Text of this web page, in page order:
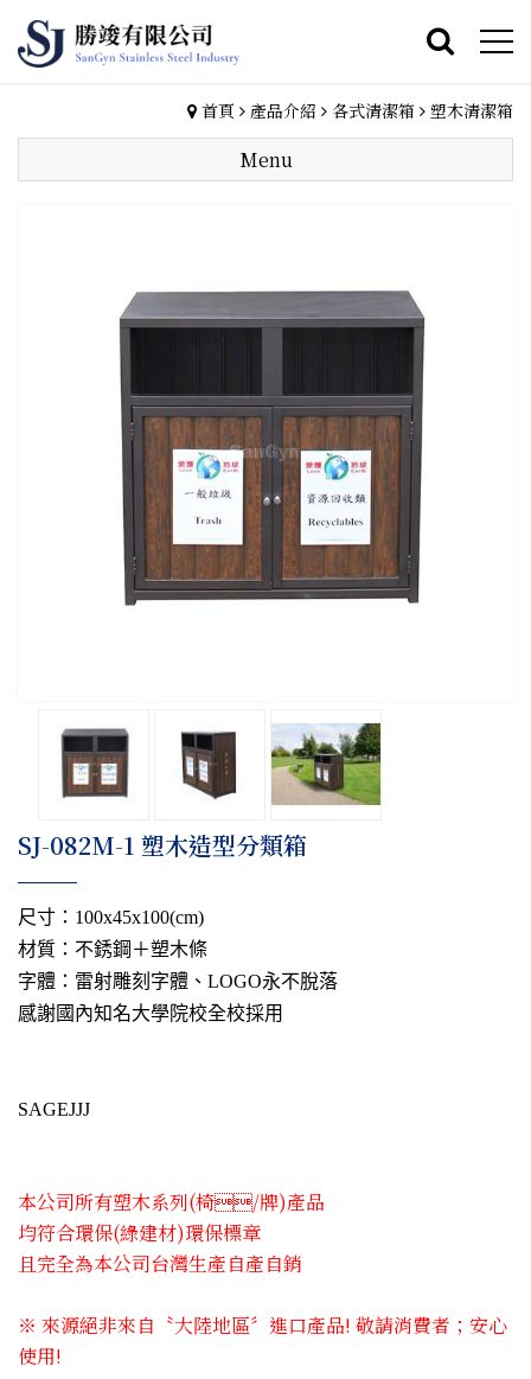
首頁 產品介紹 各式清潔箱 塑木清潔箱
Menu
​SJ-082M-1 塑木造型分類箱
尺寸：100x45x100(cm)
材質：不銹鋼＋塑木條
字體：雷射雕刻字體、LOGO永不脫落
感謝國內知名大學院校全校採用
SAGEJJJ
本公司所有塑木系列(椅​/牌)產品
均符合環保(綠建材)環保標章
且完全為本公司台灣生產自產自銷
※ 來源絕非來自〝大陸地區〞進口產品! 敬請消費者；安心
使用!